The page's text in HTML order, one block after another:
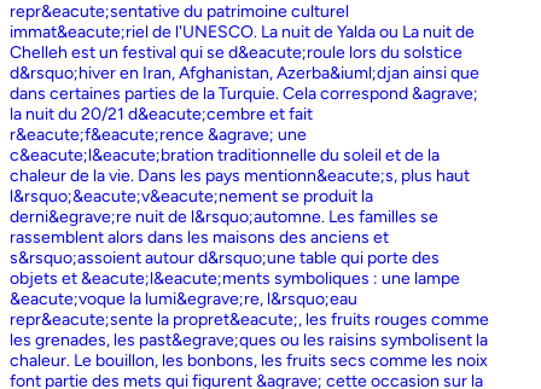
repr&eacute;sentative du patrimoine culturel
immat&eacute;riel de l'UNESCO. La nuit de Yalda ou La nuit de
Chelleh est un festival qui se d&eacute;roule lors du solstice
d&rsquo;hiver en Iran, Afghanistan, Azerba&iuml;djan ainsi que
dans certaines parties de la Turquie. Cela correspond &agrave;
la nuit du 20/21 d&eacute;cembre et fait
r&eacute;f&eacute;rence &agrave; une
c&eacute;l&eacute;bration traditionnelle du soleil et de la
chaleur de la vie. Dans les pays mentionn&eacute;s, plus haut
l&rsquo;&eacute;v&eacute;nement se produit la
derni&egrave;re nuit de l&rsquo;automne. Les familles se
rassemblent alors dans les maisons des anciens et
s&rsquo;assoient autour d&rsquo;une table qui porte des
objets et &eacute;l&eacute;ments symboliques : une lampe
&eacute;voque la lumi&egrave;re, l&rsquo;eau
repr&eacute;sente la propret&eacute;, les fruits rouges comme
les grenades, les past&egrave;ques ou les raisins symbolisent la
chaleur. Le bouillon, les bonbons, les fruits secs comme les noix
font partie des mets qui figurent &agrave; cette occasion sur la